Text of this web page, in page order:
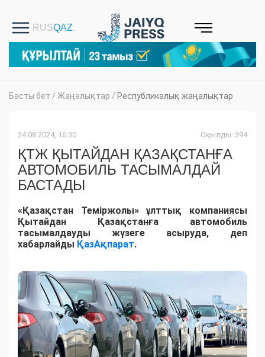
Басты бет / Жаңалықтар / Республикалық жаңалықтар
24.08.2024, 16:30 Оқылды: 394
ҚТЖ ҚЫТАЙДАН ҚАЗАҚСТАНҒА
АВТОМОБИЛЬ ТАСЫМАЛДАЙ
БАСТАДЫ
«Қазақстан Теміржолы» ұлттық компаниясы
Қытайдан Қазақстанға автомобиль
тасымалдауды жүзеге асыруда, деп
хабарлайды ҚазАқпарат.